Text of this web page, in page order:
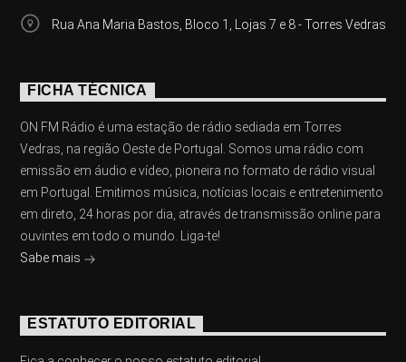
Rua Ana Maria Bastos, Bloco 1, Lojas 7 e 8 - Torres Vedras
FICHA TÉCNICA
ON FM Rádio é uma estação de rádio sediada em Torres
Vedras, na região Oeste de Portugal. Somos uma rádio com
emissão em áudio e vídeo, pioneira no formato de rádio visual
em Portugal. Emitimos música, notícias locais e entretenimento
em direto, 24 horas por dia, através de transmissão online para
ouvintes em todo o mundo. Liga-te!
Sabe mais
ESTATUTO EDITORIAL